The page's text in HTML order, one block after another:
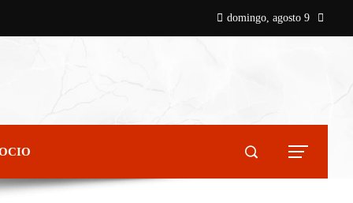
domingo, agosto 9